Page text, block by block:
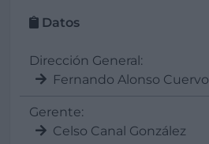
Datos
Dirección General:
Fernando Alonso Cuervo
Gerente:
Celso Canal González